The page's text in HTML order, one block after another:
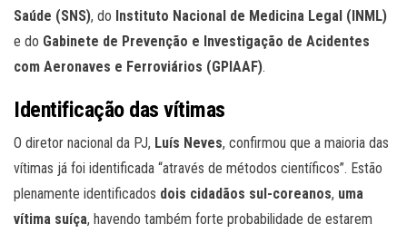
Saúde (SNS), do Instituto Nacional de Medicina Legal (INML)
e do Gabinete de Prevenção e Investigação de Acidentes
com Aeronaves e Ferroviários (GPIAAF).
Identificação das vítimas
O diretor nacional da PJ, Luís Neves, confirmou que a maioria das
vítimas já foi identificada “através de métodos científicos”. Estão
plenamente identificados dois cidadãos sul-coreanos, uma
vítima suíça, havendo também forte probabilidade de estarem